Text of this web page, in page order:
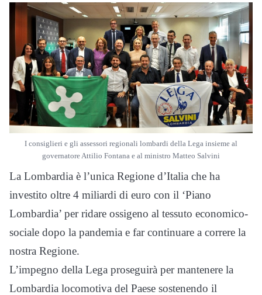
I consiglieri e gli assessori regionali lombardi della Lega insieme al
governatore Attilio Fontana e al ministro Matteo Salvini
La Lombardia è l’unica Regione d’Italia che ha
investito oltre 4 miliardi di euro con il ‘Piano
Lombardia’ per ridare ossigeno al tessuto economico-
sociale dopo la pandemia e far continuare a correre la
nostra Regione.
L’impegno della Lega proseguirà per mantenere la
Lombardia locomotiva del Paese sostenendo il